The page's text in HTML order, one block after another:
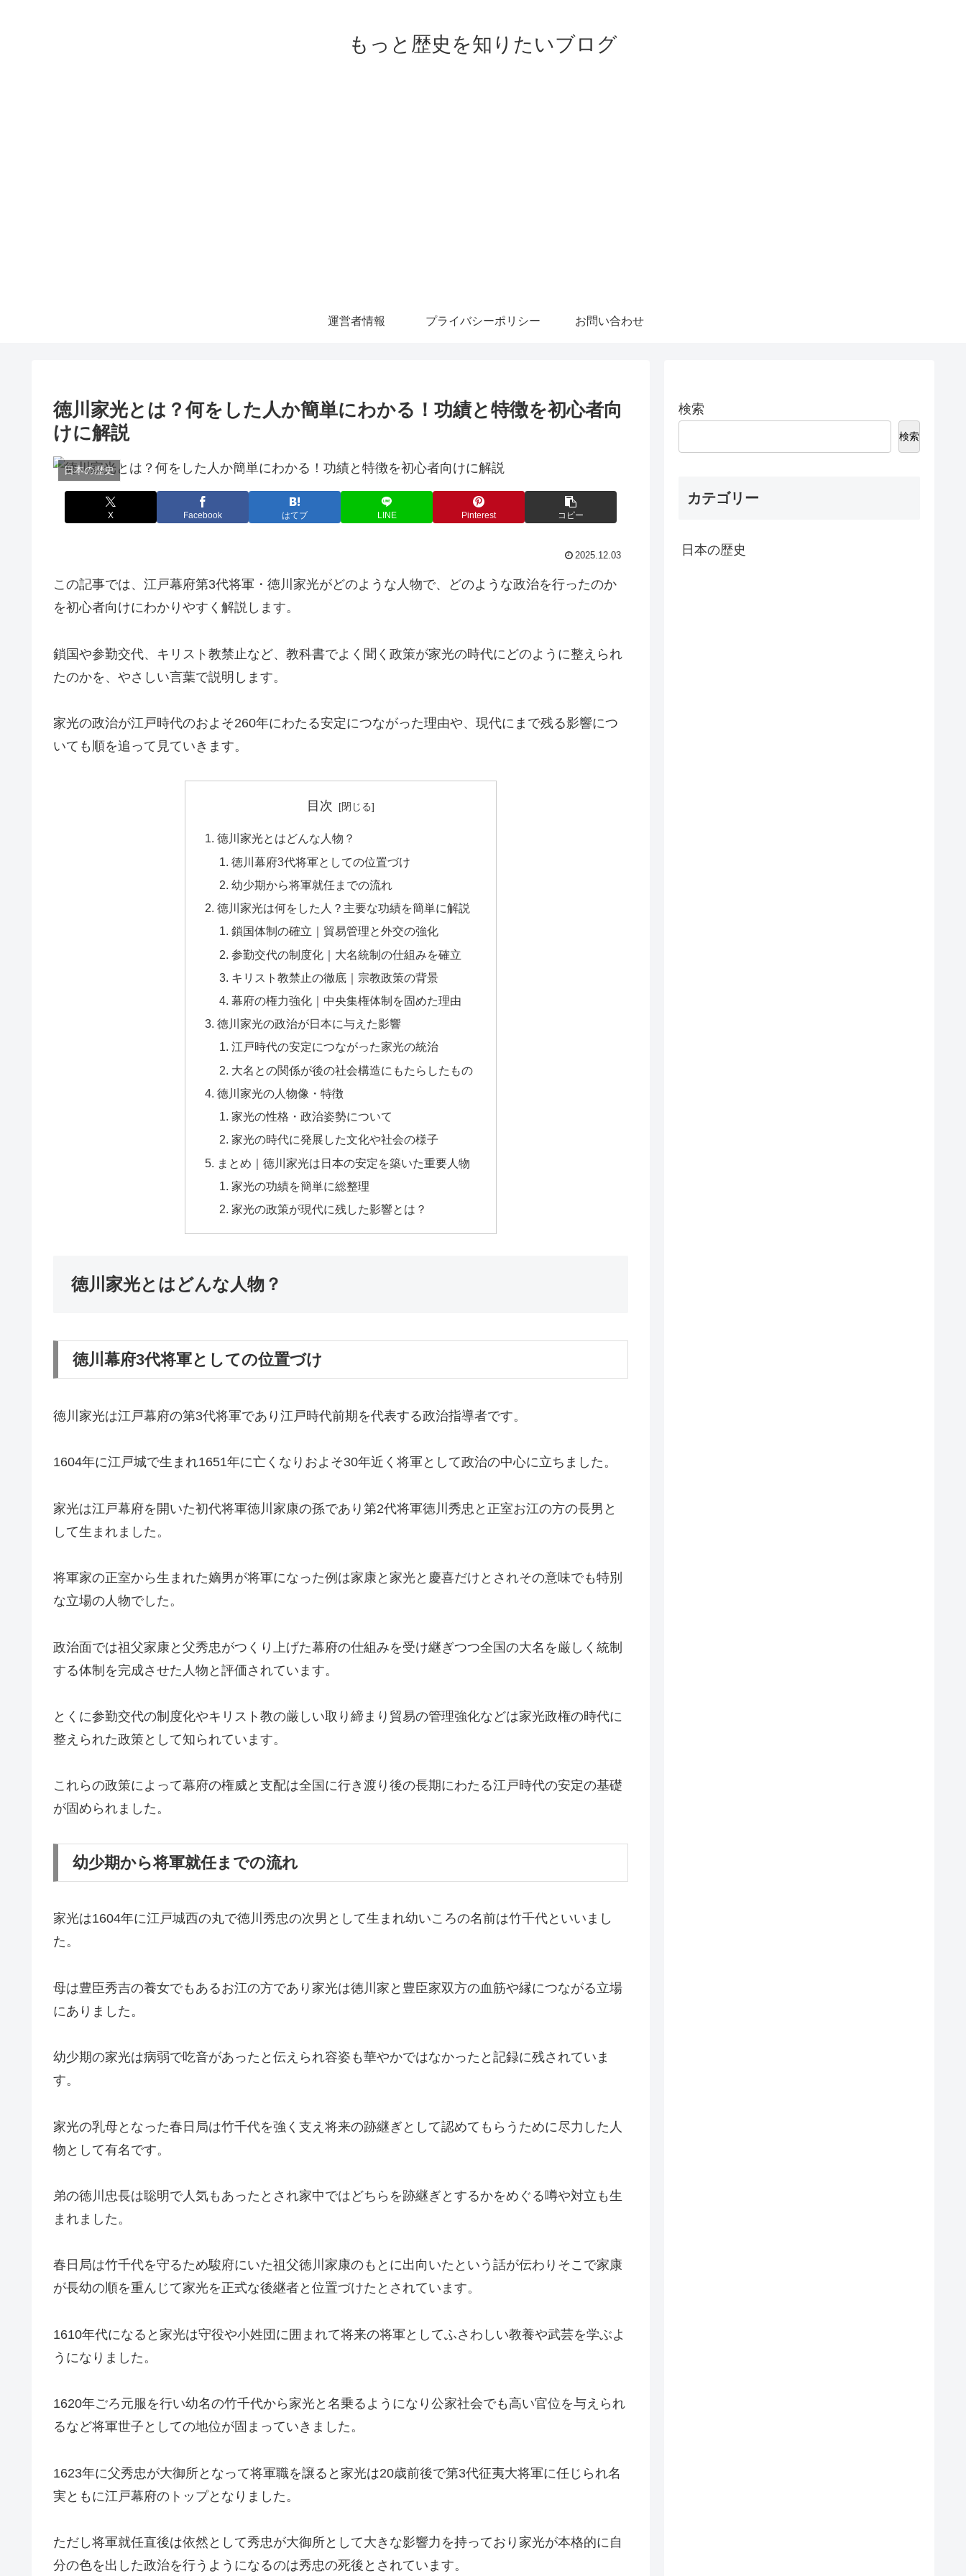
もっと歴史を知りたいブログ
運営者情報 プライバシーポリシー お問い合わせ
徳川家光とは？何をした人か簡単にわかる！功績と特徴を初心者向
けに解説
日本の歴史
X Facebook はてブ LINE Pinterest コピー
2025.12.03
この記事では、江戸幕府第3代将軍・徳川家光がどのような人物で、どのような政治を行ったのか
を初心者向けにわかりやすく解説します。
鎖国や参勤交代、キリスト教禁止など、教科書でよく聞く政策が家光の時代にどのように整えられ
たのかを、やさしい言葉で説明します。
家光の政治が江戸時代のおよそ260年にわたる安定につながった理由や、現代にまで残る影響につ
いても順を追って見ていきます。
目次
徳川家光とはどんな人物？
徳川幕府3代将軍としての位置づけ
幼少期から将軍就任までの流れ
徳川家光は何をした人？主要な功績を簡単に解説
鎖国体制の確立｜貿易管理と外交の強化
参勤交代の制度化｜大名統制の仕組みを確立
キリスト教禁止の徹底｜宗教政策の背景
幕府の権力強化｜中央集権体制を固めた理由
徳川家光の政治が日本に与えた影響
江戸時代の安定につながった家光の統治
大名との関係が後の社会構造にもたらしたもの
徳川家光の人物像・特徴
家光の性格・政治姿勢について
家光の時代に発展した文化や社会の様子
まとめ｜徳川家光は日本の安定を築いた重要人物
家光の功績を簡単に総整理
家光の政策が現代に残した影響とは？
徳川家光とはどんな人物？
徳川幕府3代将軍としての位置づけ
徳川家光は江戸幕府の第3代将軍であり江戸時代前期を代表する政治指導者です。
1604年に江戸城で生まれ1651年に亡くなりおよそ30年近く将軍として政治の中心に立ちました。
家光は江戸幕府を開いた初代将軍徳川家康の孫であり第2代将軍徳川秀忠と正室お江の方の長男と
して生まれました。
将軍家の正室から生まれた嫡男が将軍になった例は家康と家光と慶喜だけとされその意味でも特別
な立場の人物でした。
政治面では祖父家康と父秀忠がつくり上げた幕府の仕組みを受け継ぎつつ全国の大名を厳しく統制
する体制を完成させた人物と評価されています。
とくに参勤交代の制度化やキリスト教の厳しい取り締まり貿易の管理強化などは家光政権の時代に
整えられた政策として知られています。
これらの政策によって幕府の権威と支配は全国に行き渡り後の長期にわたる江戸時代の安定の基礎
が固められました。
幼少期から将軍就任までの流れ
家光は1604年に江戸城西の丸で徳川秀忠の次男として生まれ幼いころの名前は竹千代といいまし
た。
母は豊臣秀吉の養女でもあるお江の方であり家光は徳川家と豊臣家双方の血筋や縁につながる立場
にありました。
幼少期の家光は病弱で吃音があったと伝えられ容姿も華やかではなかったと記録に残されていま
す。
家光の乳母となった春日局は竹千代を強く支え将来の跡継ぎとして認めてもらうために尽力した人
物として有名です。
弟の徳川忠長は聡明で人気もあったとされ家中ではどちらを跡継ぎとするかをめぐる噂や対立も生
まれました。
春日局は竹千代を守るため駿府にいた祖父徳川家康のもとに出向いたという話が伝わりそこで家康
が長幼の順を重んじて家光を正式な後継者と位置づけたとされています。
1610年代になると家光は守役や小姓団に囲まれて将来の将軍としてふさわしい教養や武芸を学ぶよ
うになりました。
1620年ごろ元服を行い幼名の竹千代から家光と名乗るようになり公家社会でも高い官位を与えられ
るなど将軍世子としての地位が固まっていきました。
1623年に父秀忠が大御所となって将軍職を譲ると家光は20歳前後で第3代征夷大将軍に任じられ名
実ともに江戸幕府のトップとなりました。
ただし将軍就任直後は依然として秀忠が大御所として大きな影響力を持っており家光が本格的に自
分の色を出した政治を行うようになるのは秀忠の死後とされています。
検索
検索
カテゴリー
日本の歴史